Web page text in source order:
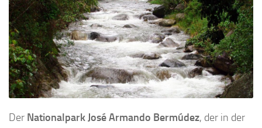
Der Nationalpark José Armando Bermúdez, der in der